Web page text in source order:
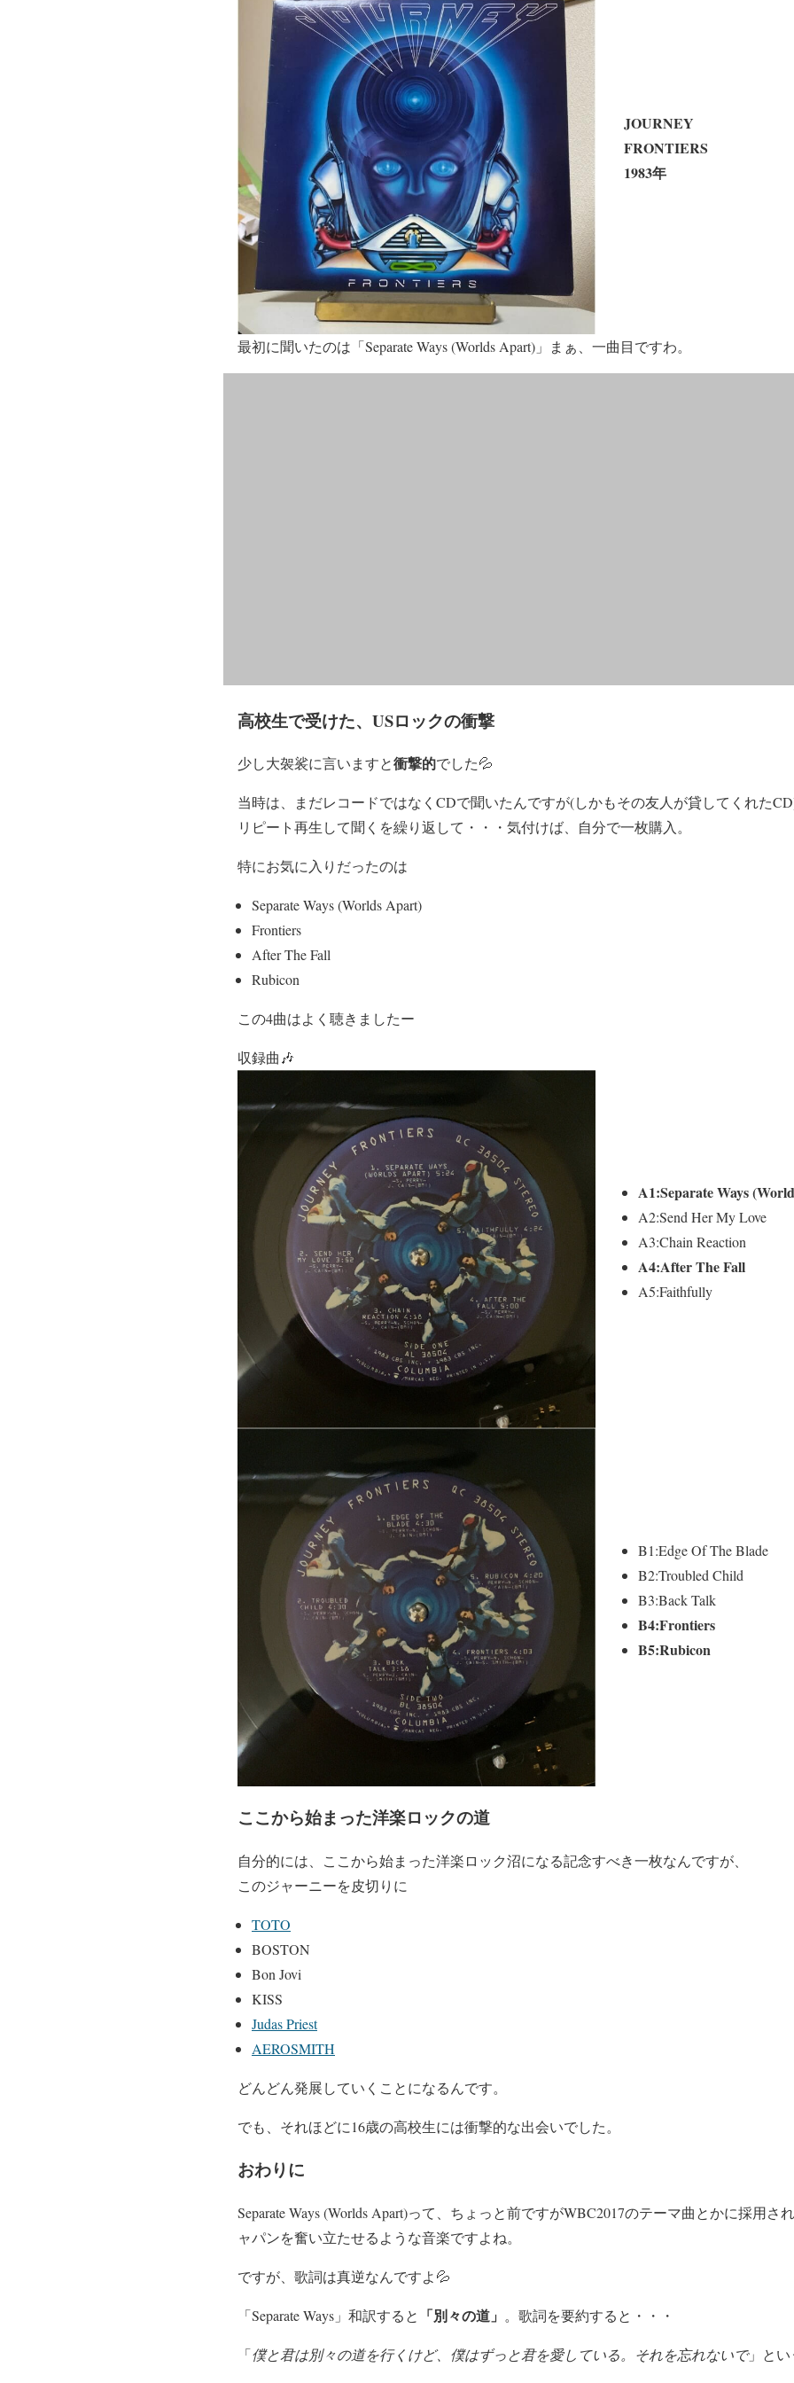
JOURNEY
FRONTIERS
1983年
最初に聞いたのは「Separate Ways (Worlds Apart)」まぁ、一曲目ですわ。
高校生で受けた、USロックの衝撃
少し大袈裟に言いますと衝撃的でした💦
当時は、まだレコードではなくCDで聞いたんですが(しかもその友人が貸してくれた
リピート再生して聞くを繰り返して・・・気付けば、自分で一枚購入。
特にお気に入りだったのは
Separate Ways (Worlds Apart)
Frontiers
After The Fall
Rubicon
この4曲はよく聴きましたー
収録曲🎶
A1:Separate Ways
A2:Send Her My Love
A3:Chain Reaction
A4:After The Fall
A5:Faithfully
B1:Edge Of The Blade
B2:Troubled Child
B3:Back Talk
B4:Frontiers
B5:Rubicon
ここから始まった洋楽ロックの道
自分的には、ここから始まった洋楽ロック沼になる記念すべき一枚なんですが、
このジャーニーを皮切りに
TOTO
BOSTON
Bon Jovi
KISS
Judas Priest
AEROSMITH
どんどん発展していくことになるんです。
でも、それほどに16歳の高校生には衝撃的な出会いでした。
おわりに
Separate Ways (Worlds Apart)って、ちょっと前ですがWBC2017のテーマ曲とかに採用さ
ャパンを奮い立たせるような音楽ですよね。
ですが、歌詞は真逆なんですよ💦
「Separate Ways」和訳すると 「別々の道」 。歌詞を要約すると・・・
「僕と君は別々の道を行くけど、僕はずっと君を愛している。それを忘れないで」とい